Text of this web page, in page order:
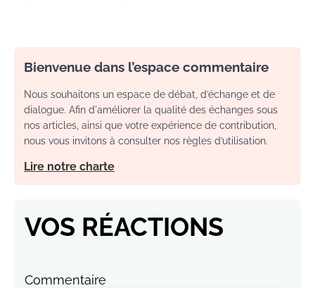
Bienvenue dans l’espace commentaire
Nous souhaitons un espace de débat, d’échange et de
dialogue. Afin d'améliorer la qualité des échanges sous
nos articles, ainsi que votre expérience de contribution,
nous vous invitons à consulter nos règles d’utilisation.
Lire notre charte
VOS RÉACTIONS
Commentaire